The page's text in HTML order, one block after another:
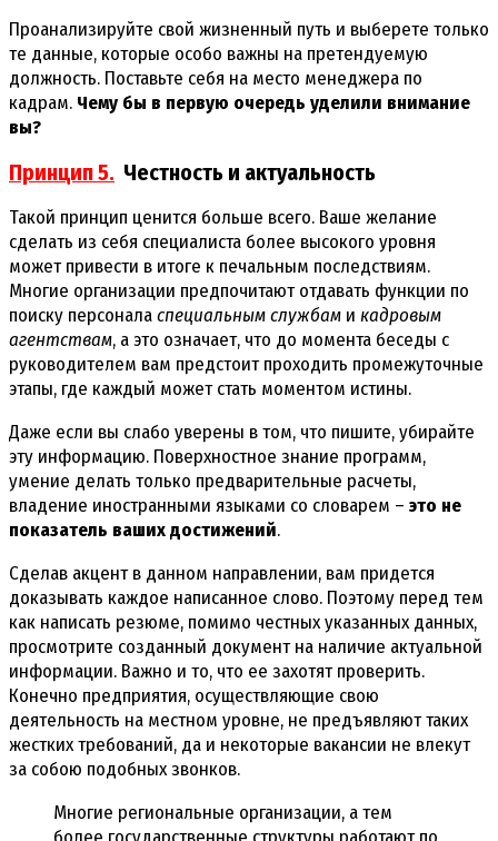
Проанализируйте свой жизненный путь и выберете только
те данные, которые особо важны на претендуемую
должность. Поставьте себя на место менеджера по
кадрам. Чему бы в первую очередь уделили внимание
вы?
Принцип 5. Честность и актуальность
Такой принцип ценится больше всего. Ваше желание
сделать из себя специалиста более высокого уровня
может привести в итоге к печальным последствиям.
Многие организации предпочитают отдавать функции по
поиску персоналаспециальным службам и кадровым
агентствам, а это означает, что до момента беседы с
руководителем вам предстоит проходить промежуточные
этапы, где каждый может стать моментом истины.
Даже если вы слабо уверены в том, что пишите, убирайте
эту информацию. Поверхностное знание программ,
умение делать только предварительные расчеты,
владение иностранными языками со словарем – это не
показатель ваших достижений.
Сделав акцент в данном направлении, вам придется
доказывать каждое написанное слово. Поэтому перед тем
как написать резюме, помимо честных указанных данных,
просмотрите созданный документ на наличие актуальной
информации. Важно и то, что ее захотят проверить.
Конечно предприятия, осуществляющие свою
деятельность на местном уровне, не предъявляют таких
жестких требований, да и некоторые вакансии не влекут
за собою подобных звонков.
Многие региональные организации, а тем